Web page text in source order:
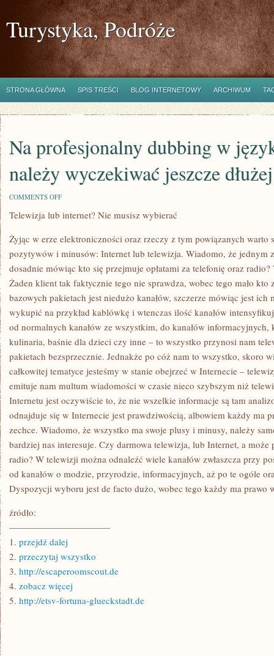
Turystyka, Podróże
STRONA GŁÓWNA SPIS TREŚCI BLOG INTERNETOWY ARCHIWUM
Na profesjonalny dubbing w
należy wyczekiwać jeszcze dłużej
COMMENTS OFFON
PROFESJONALNY
JĘZYKU
POLSKIM
WYCZEKIWAĆ
JESZCZE
DŁUŻEJ
Telewizja lub internet? Nie musisz wybierać
Żyjąc w erze elektroniczności oraz rzeczy z tym powiązanych warto
pozytywów i minusów: Internet lub telewizja. Wiadomo, że jednym
dosadnie mówiąc kto się przejmuje opłatami za telefonię oraz
Żaden klient tak faktycznie tego nie sprawdza, wobec tego mało kto
bazowych pakietach jest niedużo kanałów, szczerze mówiąc jest ich
wykupić na przykład kablówkę i wtenczas ilość kanałów
od normalnych kanałów ze wszystkim, do kanałów informacyjnych,
kulinaria, baśnie dla dzieci czy inne – to wszystko przynosi nam
pakietach bezsprzecznie. Jednakże po cóż nam to wszystko, skoro
całkowitej tematyce jesteśmy w stanie obejrzeć w Internecie –
emituje nam multum wiadomości w czasie nieco szybszym niż
Internetu jest oczywiście to, że nie wszelkie informacje są tam
odnajduje się w Internecie jest prawdziwością, albowiem każdy ma
zechce. Wiadomo, że wszystko ma swoje plusy i minusy, należy
bardziej nas interesuje. Czy darmowa telewizja, lub Internet, a
radio? W telewizji można odnaleźć wiele kanałów zwłaszcza przy
od kanałów o modzie, przyrodzie, informacyjnych, aż po te ogóle
Dyspozycji wyboru jest de facto dużo, wobec tego każdy ma prawo
źródło:
———————————
1. przejdź dalej
2. przeczytaj wszystko
3. http://escaperoomscout.de
4. zobacz więcej
5. http://etsv-fortuna-glueckstadt.de